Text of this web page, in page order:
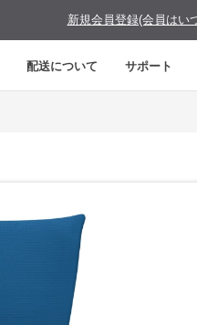
新規会員登録(会員はい
配送について サポート